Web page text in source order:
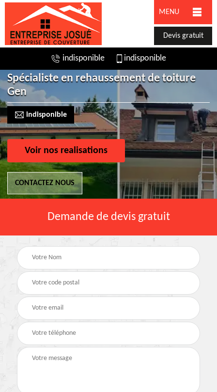
MENU
Devis gratuit
indisponible indisponible
Spécialiste en rehaussement de toiture
Gen
indisponible
Voir nos realisations
CONTACTEZ NOUS
Demande de devis gratuit